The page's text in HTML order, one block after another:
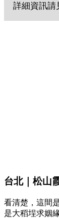
詳細資訊請
台北｜松山
看清楚，這間
是大稻埕求姻